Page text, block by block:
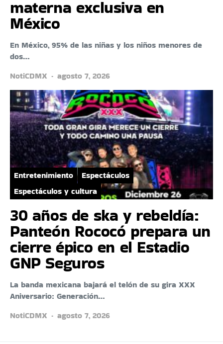
materna exclusiva en
México
En México, 95% de las niñas y los niños menores de
dos…
NotiCDMX
agosto 7, 2026
Entretenimiento
Espectáculos
Espectáculos y cultura
30 años de ska y rebeldía:
Panteón Rococó prepara un
cierre épico en el Estadio
GNP Seguros
La banda mexicana bajará el telón de su gira XXX
Aniversario: Generación…
NotiCDMX
agosto 7, 2026